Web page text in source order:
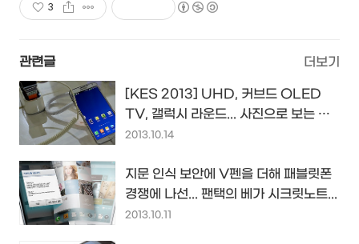
3
관련글 더보기
[KES 2013] UHD, 커브드 OLED
TV, 갤럭시 라운드... 사진으로 보는 삼
성전자...
2013.10.14
지문 인식 보안에 V펜을 더해 패블릿폰
경쟁에 나선... 팬택의 베가 시크릿노트...
2013.10.11